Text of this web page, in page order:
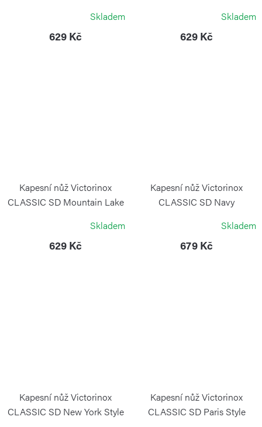
Skladem
629 Kč
Skladem
629 Kč
Kapesní nůž Victorinox
CLASSIC SD Mountain Lake
Skladem
629 Kč
Kapesní nůž Victorinox
CLASSIC SD Navy
Skladem
679 Kč
Kapesní nůž Victorinox
CLASSIC SD New York Style
Kapesní nůž Victorinox
CLASSIC SD Paris Style